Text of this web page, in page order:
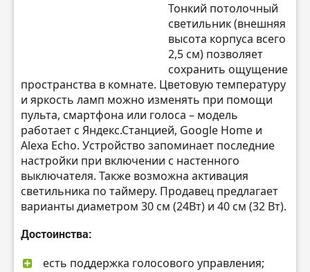
Тонкий потолочный
светильник (внешняя
высота корпуса всего
2,5 см) позволяет
сохранить ощущение
пространства в комнате. Цветовую температуру
и яркость ламп можно изменять при помощи
пульта, смартфона или голоса – модель
работает с Яндекс.Станцией, Google Home и
Alexa Echo. Устройство запоминает последние
настройки при включении с настенного
выключателя. Также возможна активация
светильника по таймеру. Продавец предлагает
варианты диаметром 30 см (24Вт) и 40 см (32 Вт).
Достоинства:
есть поддержка голосового управления;